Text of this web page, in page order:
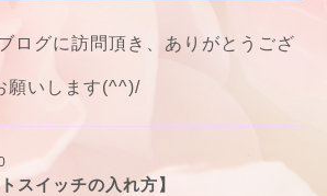
ログに訪問頂き、ありがとうござ
願いします(^^)/
スイッチの入れ方】